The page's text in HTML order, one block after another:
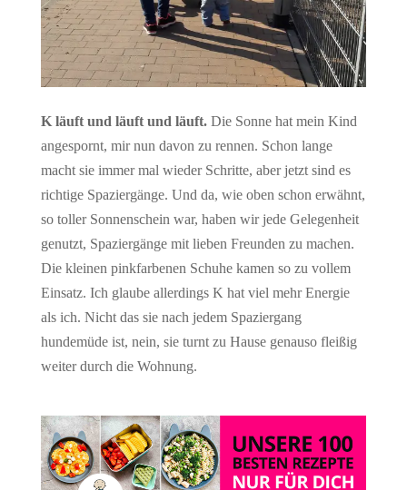
K läuft und läuft und läuft.Die Sonne hat mein Kind
angespornt, mir nun davon zu rennen. Schon lange
macht sie immer mal wieder Schritte, aber jetzt sind es
richtige Spaziergänge. Und da, wie oben schon erwähnt,
so toller Sonnenschein war, haben wir jede Gelegenheit
genutzt, Spaziergänge mit lieben Freunden zu machen.
Die kleinen pinkfarbenen Schuhe kamen so zu vollem
Einsatz. Ich glaube allerdings K hat viel mehr Energie
als ich. Nicht das sie nach jedem Spaziergang
hundemüde ist, nein, sie turnt zu Hause genauso fleißig
weiter durch die Wohnung.